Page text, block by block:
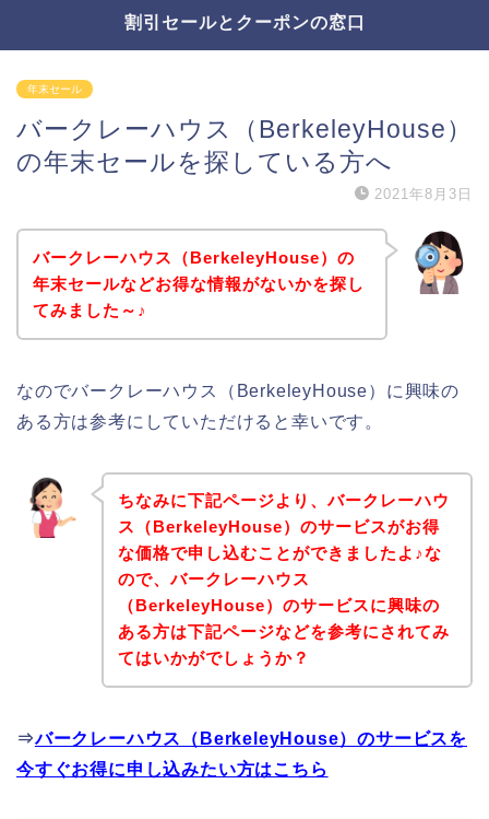
割引セールとクーポンの窓口
年末セール
バークレーハウス（BerkeleyHouse）
の年末セールを探している方へ
2021年8月3日
バークレーハウス（BerkeleyHouse）の
年末セールなどお得な情報がないかを探し
てみました～♪
なのでバークレーハウス（BerkeleyHouse）に興味の
ある方は参考にしていただけると幸いです。
ちなみに下記ページより、バークレーハウ
ス（BerkeleyHouse）のサービスがお得
な価格で申し込むことができましたよ♪な
ので、バークレーハウス
（BerkeleyHouse）のサービスに興味の
ある方は下記ページなどを参考にされてみ
てはいかがでしょうか？
⇒バークレーハウス（BerkeleyHouse）のサービスを
今すぐお得に申し込みたい方はこちら